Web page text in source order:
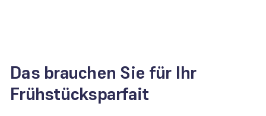
Das brauchen Sie für Ihr
Frühstücksparfait